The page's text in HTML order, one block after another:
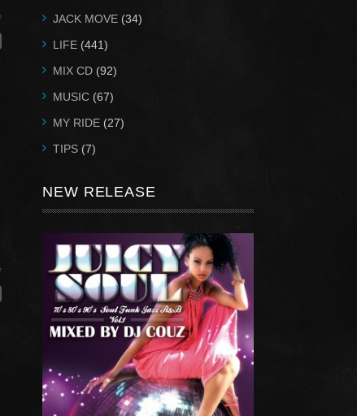
JACK MOVE (34)
LIFE (441)
MIX CD (92)
MUSIC (67)
MY RIDE (27)
TIPS (7)
NEW RELEASE